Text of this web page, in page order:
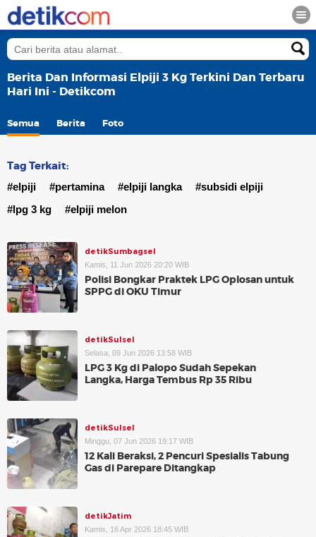
Berita Dan Informasi Elpiji 3 Kg Terkini Dan Terbaru
Hari Ini - Detikcom
Semua Berita Foto
Tag Terkait:
#elpiji #pertamina #elpiji langka
#subsidi elpiji
#lpg 3 kg
#elpiji melon
detikSumbagsel
Kamis, 11 Jun 2026 20:20 WIB
Polisi Bongkar Praktek LPG Oplosan untuk
SPPG di OKU Timur
detikSulsel
Selasa, 09 Jun 2026 13:58 WIB
LPG 3 Kg di Palopo Sudah Sepekan
Langka, Harga Tembus Rp 35 Ribu
detikSulsel
Minggu, 07 Jun 2026 19:17 WIB
12 Kali Beraksi, 2 Pencuri Spesialis Tabung
Gas di Parepare Ditangkap
detikJatim
Kamis, 16 Apr 2026 18:45 WIB